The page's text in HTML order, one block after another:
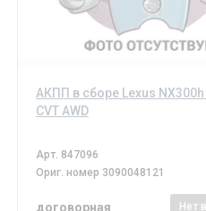
АКПП в сборе Lexus
CVT AWD
Арт. 847096
Ориг. номер 3090048121
договорная Нет